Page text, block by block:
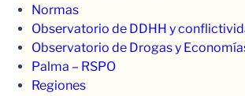
Normas
Observatorio de DDHH y
Observatorio de Drogas y
Palma – RSPO
Regiones